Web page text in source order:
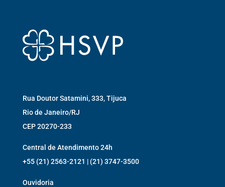
Rua Doutor Satamini, 333, Tijuca
Rio de Janeiro/RJ
CEP 20270-233
Central de Atendimento 24h
+55 (21) 2563-2121 | (21) 3747-3500
Ouvidoria